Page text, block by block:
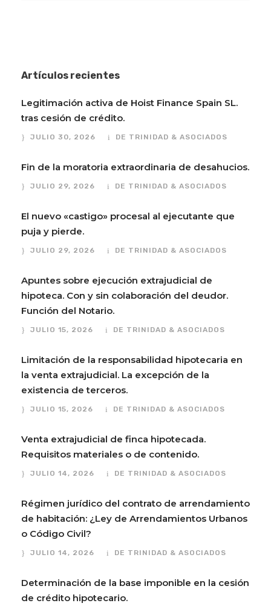
Artículos recientes
Legitimación activa de Hoist Finance Spain SL.
tras cesión de crédito.
JULIO 30, 2026 DE TRINIDAD & ASOCIADOS
Fin de la moratoria extraordinaria de desahucios.
JULIO 29, 2026 DE TRINIDAD & ASOCIADOS
El nuevo «castigo» procesal al ejecutante que
puja y pierde.
JULIO 29, 2026 DE TRINIDAD & ASOCIADOS
Apuntes sobre ejecución extrajudicial de
hipoteca. Con y sin colaboración del deudor.
Función del Notario.
JULIO 15, 2026 DE TRINIDAD & ASOCIADOS
Limitación de la responsabilidad hipotecaria en
la venta extrajudicial. La excepción de la
existencia de terceros.
JULIO 15, 2026 DE TRINIDAD & ASOCIADOS
Venta extrajudicial de finca hipotecada.
Requisitos materiales o de contenido.
JULIO 14, 2026 DE TRINIDAD & ASOCIADOS
Régimen jurídico del contrato de arrendamiento
de habitación: ¿Ley de Arrendamientos Urbanos
o Código Civil?
JULIO 14, 2026 DE TRINIDAD & ASOCIADOS
Determinación de la base imponible en la cesión
de crédito hipotecario.